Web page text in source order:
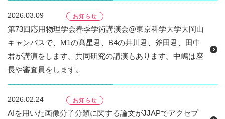
2026.03.09 お知らせ
第73回応用物理学会春季学術講演会@東京科学大学大岡山
キャンパスで、M1の髙星君、B4の井川君、斧田君、田中
君が講演をします。共同研究の講演もあります。中嶋は座
長や審査員をします。
2026.02.24 お知らせ
AIを用いた画像分子分類に関する論文がJJAPでアクセプ